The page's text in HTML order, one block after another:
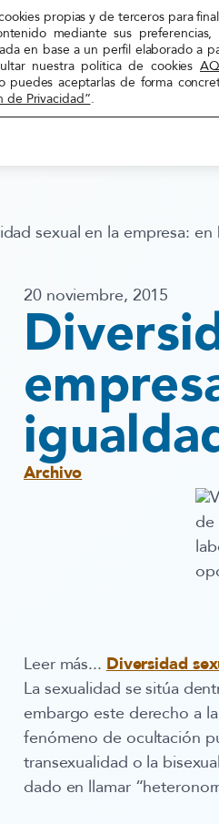
sexual en la empresa:
20 noviembre, 2015
Archivo
de
Leer más...Diversidad
La sexualidad se sitúa
embargo este derecho a
fenómeno de ocultación
transexualidad o la
dado en llamar
propias y de terceros para
mediante sus
en base a un perfil elaborado a
nuestra política de cookies
aceptarlas de forma
de Privacidad”.